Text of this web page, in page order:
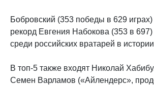
Бобровский (353 победы в 629
рекорд Евгения Набокова (353 в
среди российских вратарей в
В топ-5 также входят Николай
Семен Варламов («Айлендерс»,